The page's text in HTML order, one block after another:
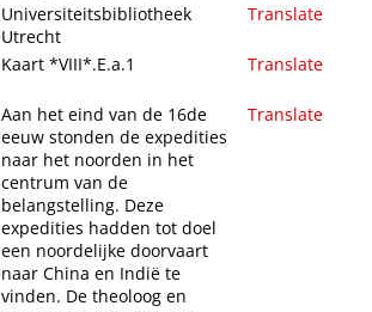
Universiteitsbibliotheek
Utrecht
Translate
Kaart *VIII*.E.a.1 Translate
Aan het eind van de 16de
eeuw stonden de expedities
naar het noorden in het
centrum van de
belangstelling. Deze
expedities hadden tot doel
een noordelijke doorvaart
naar China en Indië te
vinden. De theoloog en
Translate